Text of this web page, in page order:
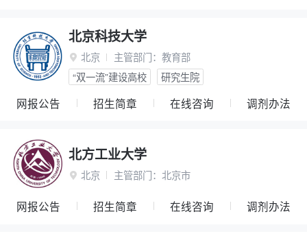
北京科技大学
 北京 主管部门： 教育部
“双一流”建设高校
研究生院
网报公告 招生简章 在线咨询 调剂办法
北方工业大学
 北京 主管部门： 北京市
网报公告 招生简章 在线咨询 调剂办法